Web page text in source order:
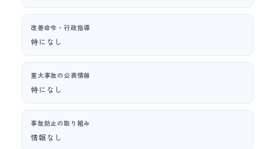
改善命令・行政指導
特になし
重大事故の公表情報
特になし
事故防止の取り組み
情報なし